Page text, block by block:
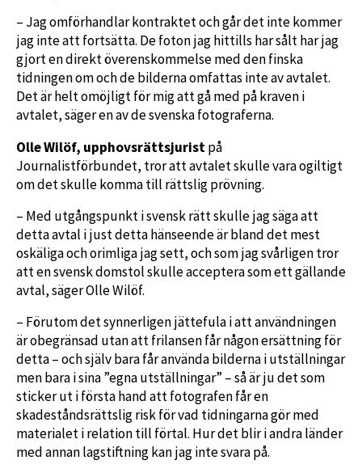
– Jag omförhandlar kontraktet och går det inte kommer
jag inte att fortsätta. De foton jag hittills har sålt har jag
gjort en direkt överenskommelse med den finska
tidningen om och de bilderna omfattas inte av avtalet.
Det är helt omöjligt för mig att gå med på kraven i
avtalet, säger en av de svenska fotograferna.
Olle Wilöf, upphovsrättsjuristpå
Journalistförbundet, tror att avtalet skulle vara ogiltigt
om det skulle komma till rättslig prövning.
– Med utgångspunkt i svensk rätt skulle jag säga att
detta avtal i just detta hänseende är bland det mest
oskäliga och orimliga jag sett, och som jag svårligen tror
att en svensk domstol skulle acceptera som ett gällande
avtal, säger Olle Wilöf.
– Förutom det synnerligen jättefula i att användningen
är obegränsad utan att frilansen får någon ersättning för
detta – och själv bara får använda bilderna i utställningar
men bara i sina ”egna utställningar” – så är ju det som
sticker ut i första hand att fotografen får en
skadeståndsrättslig risk för vad tidningarna gör med
materialet i relation till förtal. Hur det blir i andra länder
med annan lagstiftning kan jag inte svara på.